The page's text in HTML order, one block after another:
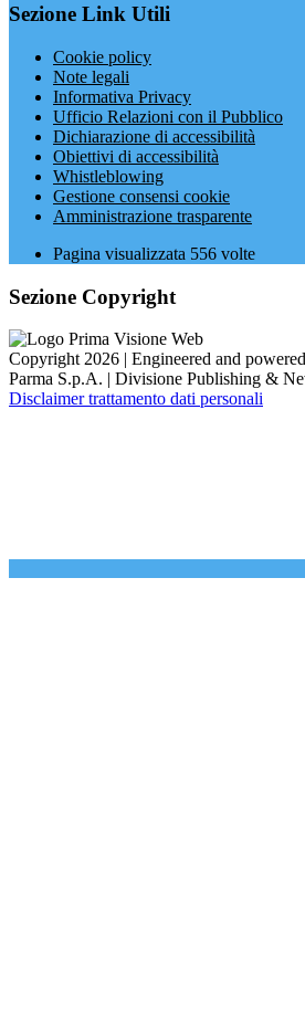
Sezione Link Utili
Cookie policy
Note legali
Informativa Privacy
Ufficio Relazioni con il Pubblico
Dichiarazione di accessibilità
Obiettivi di accessibilità
Whistleblowing
Gestione consensi cookie
Amministrazione trasparente
Pagina visualizzata 556 volte
Sezione Copyright
Copyright 2026 | Engineered and
Parma S.p.A. | Divisione Publishing &
Disclaimer trattamento dati personali